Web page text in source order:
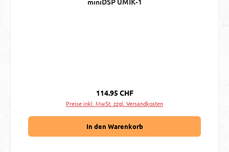
Regulärer Preis:
114.95 CHF
Preise inkl. MwSt. zzgl. Versandkosten
In den Warenkorb